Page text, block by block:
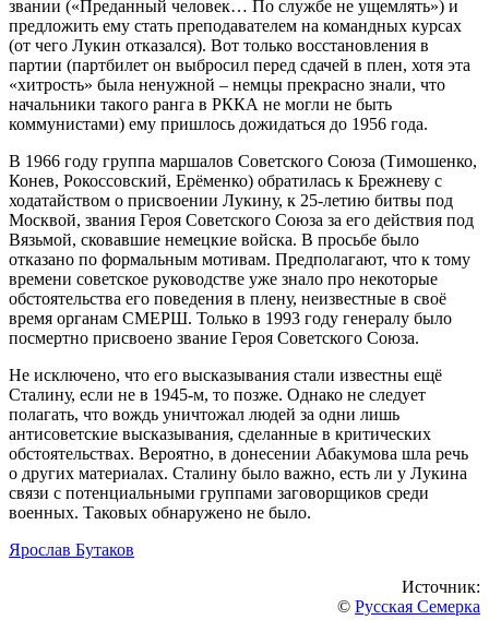
звании («Преданный человек… По службе не ущемлять») и
предложить ему стать преподавателем на командных курсах
(от чего Лукин отказался). Вот только восстановления в
партии (партбилет он выбросил перед сдачей в плен, хотя эта
«хитрость» была ненужной – немцы прекрасно знали, что
начальники такого ранга в РККА не могли не быть
коммунистами) ему пришлось дожидаться до 1956 года.
В 1966 году группа маршалов Советского Союза (Тимошенко,
Конев, Рокоссовский, Ерёменко) обратилась к Брежневу с
ходатайством о присвоении Лукину, к 25-летию битвы под
Москвой, звания Героя Советского Союза за его действия под
Вязьмой, сковавшие немецкие войска. В просьбе было
отказано по формальным мотивам. Предполагают, что к тому
времени советское руководстве уже знало про некоторые
обстоятельства его поведения в плену, неизвестные в своё
время органам СМЕРШ. Только в 1993 году генералу было
посмертно присвоено звание Героя Советского Союза.
Не исключено, что его высказывания стали известны ещё
Сталину, если не в 1945-м, то позже. Однако не следует
полагать, что вождь уничтожал людей за одни лишь
антисоветские высказывания, сделанные в критических
обстоятельствах. Вероятно, в донесении Абакумова шла речь
о других материалах. Сталину было важно, есть ли у Лукина
связи с потенциальными группами заговорщиков среди
военных. Таковых обнаружено не было.
Ярослав Бутаков
Источник:
© Русская Семерка